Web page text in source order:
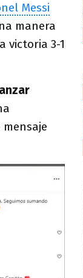
Messi
manera
victoria 3-1